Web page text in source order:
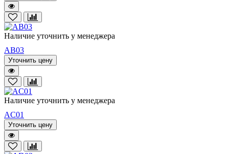
Наличие уточнить у менеджера
AB03
Уточнить цену
Наличие уточнить у менеджера
AC01
Уточнить цену